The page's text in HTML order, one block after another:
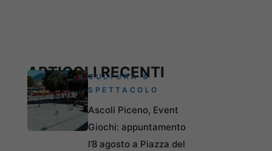
ARTICOLI RECENTI
CULTURA &
SPETTACOLO
Ascoli Piceno, Event
Giochi: appuntamento
l’8 agosto a Piazza del